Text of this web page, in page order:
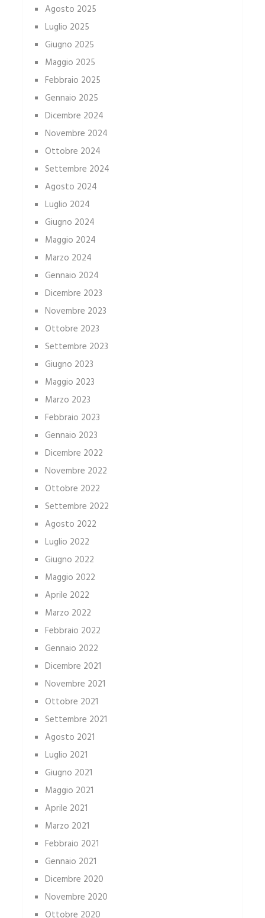
Agosto 2025
Luglio 2025
Giugno 2025
Maggio 2025
Febbraio 2025
Gennaio 2025
Dicembre 2024
Novembre 2024
Ottobre 2024
Settembre 2024
Agosto 2024
Luglio 2024
Giugno 2024
Maggio 2024
Marzo 2024
Gennaio 2024
Dicembre 2023
Novembre 2023
Ottobre 2023
Settembre 2023
Giugno 2023
Maggio 2023
Marzo 2023
Febbraio 2023
Gennaio 2023
Dicembre 2022
Novembre 2022
Ottobre 2022
Settembre 2022
Agosto 2022
Luglio 2022
Giugno 2022
Maggio 2022
Aprile 2022
Marzo 2022
Febbraio 2022
Gennaio 2022
Dicembre 2021
Novembre 2021
Ottobre 2021
Settembre 2021
Agosto 2021
Luglio 2021
Giugno 2021
Maggio 2021
Aprile 2021
Marzo 2021
Febbraio 2021
Gennaio 2021
Dicembre 2020
Novembre 2020